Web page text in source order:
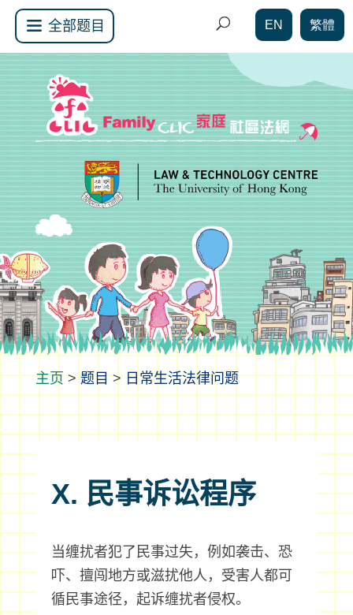
全部题目 EN 繁體
>题目>日常生活法律问题
X. 民事诉讼程序
当缠扰者犯了民事过失，例如袭击、恐
吓、擅闯地方或滋扰他人，受害人都可
循民事途径，起诉缠扰者侵权。